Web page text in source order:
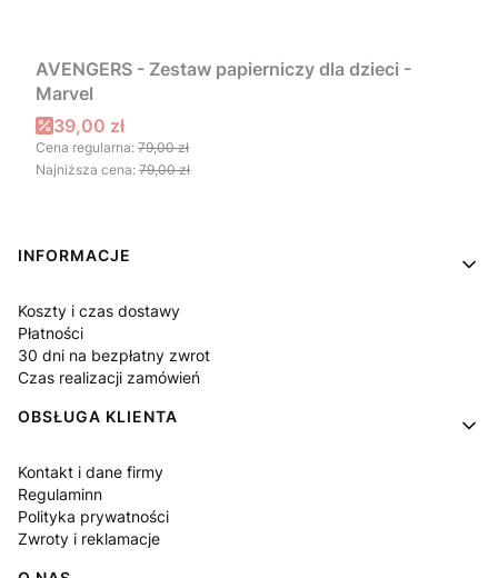
AVENGERS - Zestaw papierniczy dla dzieci -
Marvel
Cena promocyjna
39,00 zł
Cena regularna: 79,00 zł
Najniższa cena: 79,00 zł
Linki w stopce
INFORMACJE
Koszty i czas dostawy
Płatności
30 dni na bezpłatny zwrot
Czas realizacji zamówień
OBSŁUGA KLIENTA
Kontakt i dane firmy
Regulaminn
Polityka prywatności
Zwroty i reklamacje